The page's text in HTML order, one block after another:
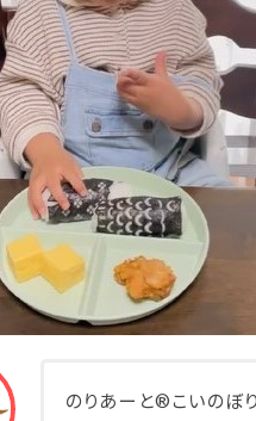
のりあーと®こいのぼり